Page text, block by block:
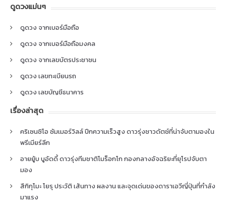
ดูดวงแม่นๆ
ดูดวง จากเบอร์มือถือ
ดูดวง จากเบอร์มือถือมงคล
ดูดวง จากเลขบัตรประชาชน
ดูดวง เลขทะเบียนรถ
ดูดวง เลขบัญชีธนาคาร
เรื่องล่าสุด
คริเซนซิโอ ซัมเมอร์วิลล์ ปีกความเร็วสูง ดาวรุ่งชาวดัตช์ที่น่าจับตามองใน
พรีเมียร์ลีก
อายยู้บ บูอัดดี้ ดาวรุ่งทีมชาติโมร็อกโก กองกลางอัจฉริยะที่ยุโรปจับตา
มอง
สึกิกุโมะ โยรุ ประวัติ เส้นทาง ผลงาน และจุดเด่นของดาราเอวีญี่ปุ่นที่กำลัง
มาแรง